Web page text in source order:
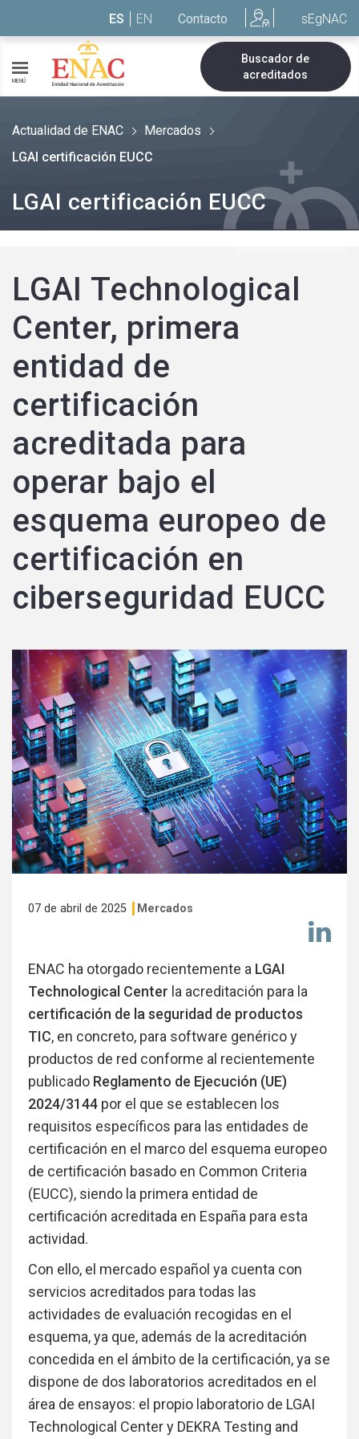
ES EN Contacto sEgNAC
MENÚ
Buscador de
acreditados
Actualidad de ENAC
Mercados
LGAI certificación EUCC
LGAI certificación EUCC
LGAI Technological
Center, primera
entidad de
certificación
acreditada para
operar bajo el
esquema europeo de
certificación en
ciberseguridad EUCC
07 de abril de 2025 Mercados
en
ENAC ha otorgado recientemente a LGAI
Technological Center la acreditación para la
certificación de la seguridad de productos
TIC, en concreto, para software genérico y
productos de red conforme al recientemente
publicado Reglamento de Ejecución (UE)
2024/3144 por el que se establecen los
requisitos específicos para las entidades de
certificación en el marco del esquema europeo
de certificación basado en Common Criteria
(EUCC), siendo la primera entidad de
certificación acreditada en España para esta
actividad.
Con ello, el mercado español ya cuenta con
servicios acreditados para todas las
actividades de evaluación recogidas en el
esquema, ya que, además de la acreditación
concedida en el ámbito de la certificación, ya se
dispone de dos laboratorios acreditados en el
área de ensayos: el propio laboratorio de LGAI
Technological Center y DEKRA Testing and